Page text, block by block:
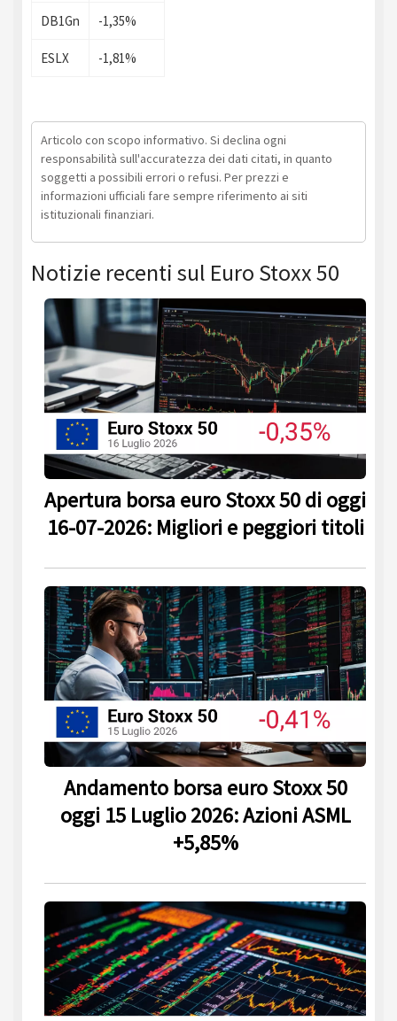
DB1Gn -1,35%
ESLX -1,81%
Articolo con scopo informativo. Si declina ogni
responsabilità sull'accuratezza dei dati citati, in quanto
soggetti a possibili errori o refusi. Per prezzi e
informazioni ufficiali fare sempre riferimento ai siti
istituzionali finanziari.
Notizie recenti sul Euro Stoxx 50
Apertura borsa euro Stoxx 50 di oggi
16-07-2026: Migliori e peggiori titoli
Andamento borsa euro Stoxx 50
oggi 15 Luglio 2026: Azioni ASML
+5,85%